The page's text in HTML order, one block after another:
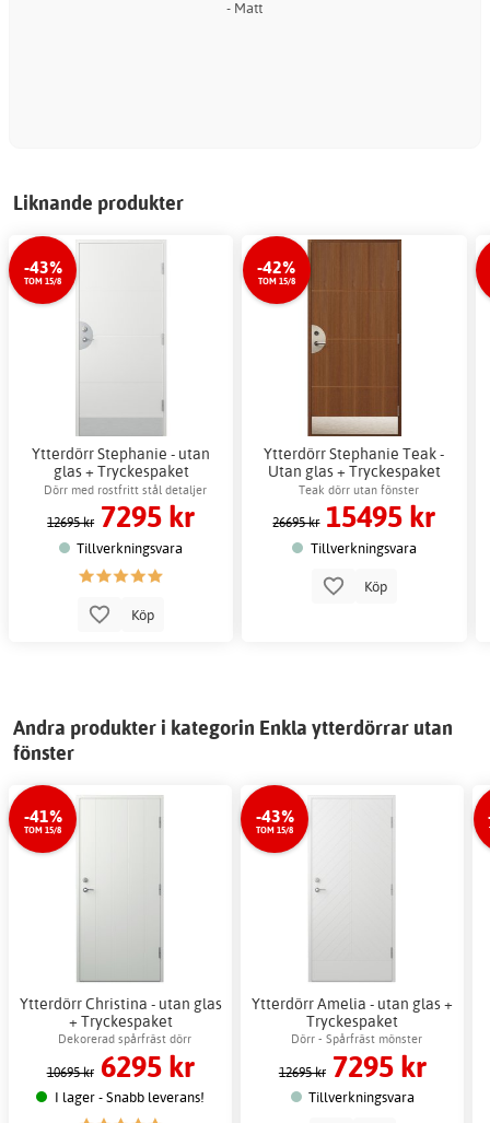
- Matt
Liknande produkter
-43%
TOM 15/8
Ytterdörr Stephanie - utan
glas + Tryckespaket
Dörr med rostfritt stål detaljer
12695 kr 7295 kr
Tillverkningsvara
Köp
-42%
TOM 15/8
Ytterdörr Stephanie Teak -
Utan glas + Tryckespaket
Teak dörr utan fönster
26695 kr 15495 kr
Tillverkningsvara
Köp
Andra produkter i kategorin Enkla ytterdörrar utan
fönster
-41%
TOM 15/8
Ytterdörr Christina - utan glas
+ Tryckespaket
Dekorerad spårfräst dörr
10695 kr 6295 kr
I lager - Snabb leverans!
-43%
TOM 15/8
Ytterdörr Amelia - utan glas +
Tryckespaket
Dörr - Spårfräst mönster
12695 kr 7295 kr
Tillverkningsvara